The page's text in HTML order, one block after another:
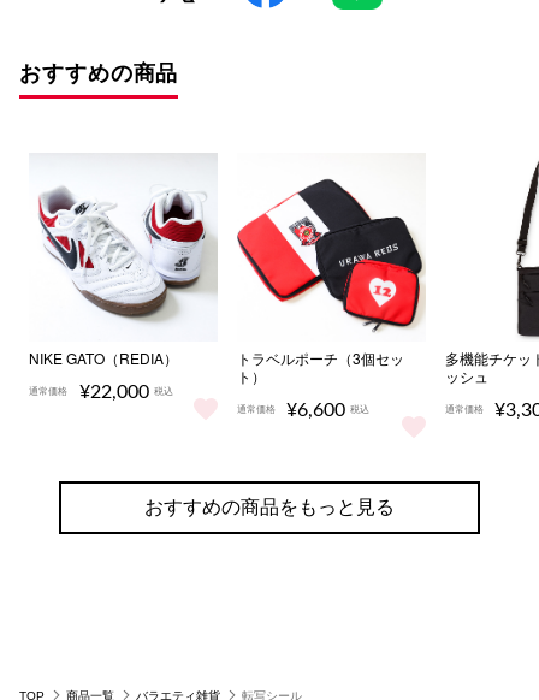
○コンビニ決済をご利用のお客様へ○
自動的にキャンセルとなりますので、十分にご注意下さい。
※2020年12月1日から、振り込み期限が7日から3日に短縮となりまし
おすすめの商品
NIKE GATO（REDIA）
通常価格 ¥22,000 税込
NIKE GATO（REDIA） をもっと見る
トラベルポーチ（3個セッ
ト）
通常価格 ¥6,600 税込
トラベルポーチ（3個セット） を
多機能チケッ
ッシュ
通常価格
おすすめの商品をもっと見る
TOP 商品一覧 バラエティ雑貨 転写シール